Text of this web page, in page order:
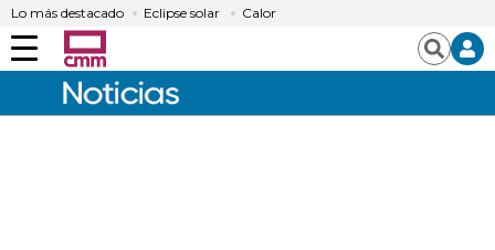
Lo más destacado Eclipse solar Calor
Menú Buscar